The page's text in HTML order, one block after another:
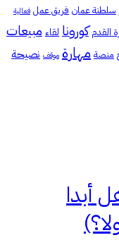
سلطنة عمان فريق عمل فعالية
القدم كورونا لقاء مبيعات
منصة مهارة موقف نصيحة
(#4: هل أبدا